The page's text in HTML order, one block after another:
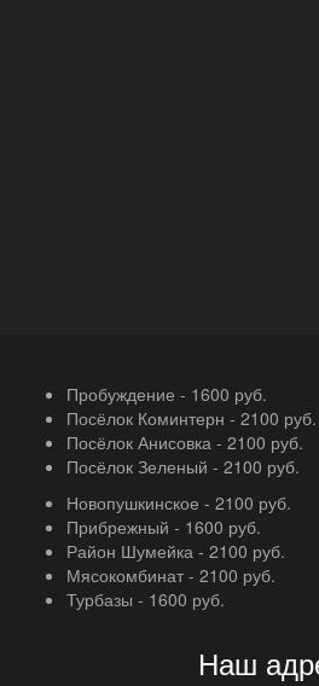
Доставка по
города бесплатная
Доставка в отдалённые районы
Доставка осуществляется
Пробуждение - 1600 руб.
Посёлок Коминтерн - 2100 руб.
Посёлок Анисовка - 2100 руб.
Посёлок Зеленый - 2100 руб.
Новопушкинское - 2100 руб.
Прибрежный - 1600 руб.
Район Шумейка - 2100 руб.
Мясокомбинат - 2100 руб.
Турбазы - 1600 руб.
Наш